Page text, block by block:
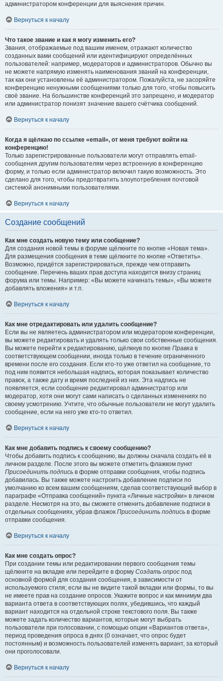
администратором конференции для выяснения причин.
Вернуться к началу
Что такое звание и как я могу изменить его?
Звания, отображаемые под вашим именем, отражают количество
созданных вами сообщений или идентифицируют определённых
пользователей: например, модераторов и администраторов. Обычно вы
не можете напрямую изменять наименования званий на конференции,
так как они установлены её администратором. Пожалуйста, не засоряйте
конференцию ненужными сообщениями только для того, чтобы повысить
своё звание. На большинстве конференций это запрещено, и модератор
или администратор понизят значение вашего счётчика сообщений.
Вернуться к началу
Когда я щёлкаю по ссылке «email», от меня требуют войти на
конференцию!
Только зарегистрированные пользователи могут отправлять email-
сообщения другим пользователям через встроенную в конференцию
форму, и только если администратор включил такую возможность. Это
сделано для того, чтобы предотвратить злоупотребления почтовой
системой анонимными пользователями.
Вернуться к началу
Создание сообщений
Как мне создать новую тему или сообщение?
Для создания новой темы в форуме щёлкните по кнопке «Новая тема».
Для размещения сообщения в теме щёлкните по кнопке «Ответить».
Возможно, придётся зарегистрироваться, прежде чем отправить
сообщение. Перечень ваших прав доступа находится внизу страниц
форума или темы. Например: «Вы можете начинать темы», «Вы можете
добавлять вложения» и т.п.
Вернуться к началу
Как мне отредактировать или удалить сообщение?
Если вы не являетесь администратором или модератором конференции,
вы можете редактировать и удалять только свои собственные сообщения.
Вы можете перейти к редактированию, щёлкнув по кнопке Правка в
соответствующем сообщении, иногда только в течение ограниченного
времени после его создания. Если кто-то уже ответил на сообщение, то
под ним появится небольшая надпись, которая показывает количество
правок, а также дату и время последней из них. Эта надпись не
появляется, если сообщение редактировал администратор или
модератор, хотя они могут сами написать о сделанных изменениях по
своему усмотрению. Учтите, что обычные пользователи не могут удалить
сообщение, если на него уже кто-то ответил.
Вернуться к началу
Как мне добавить подпись к своему сообщению?
Чтобы добавить подпись к сообщению, вы должны сначала создать её в
личном разделе. После этого вы можете отметить флажком пункт
Присоединить подпись в форме отправки сообщения, чтобы подпись
добавилась. Вы также можете настроить добавление подписи по
умолчанию ко всем вашим сообщениям, сделав соответствующий выбор в
параграфе «Отправка сообщений» пункта «Личные настройки» в личном
разделе. Несмотря на это, вы сможете отменить добавление подписи в
отдельных сообщениях, убрав флажок Присоединить подпись в форме
отправки сообщения.
Вернуться к началу
Как мне создать опрос?
При создании темы или редактировании первого сообщения темы
щёлкните на вкладке или перейдите в форму Создать опрос под
основной формой для создания сообщения, в зависимости от
используемого стиля; если вы не видите такой вкладки или формы, то вы
не имеете прав на создание опросов. Укажите вопрос и как минимум два
варианта ответа в соответствующих полях, убедившись, что каждый
вариант находится на отдельной строке текстового поля. Вы также
можете задать количество вариантов, которые могут выбрать
пользователи при голосовании, с помощью опции «Вариантов ответа»,
период проведения опроса в днях (0 означает, что опрос будет
постоянным) и возможность пользователей изменять вариант, за который
они проголосовали.
Вернуться к началу